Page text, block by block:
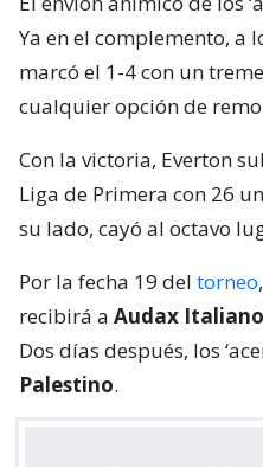
Ya en el complemento, a
marcó el 1-4 con un
cualquier opción de
Con la victoria, Everton
Liga de Primera con 26
su lado, cayó al octavo
Por la fecha 19 del torneo
recibirá a Audax Italiano
Dos días después, los
Palestino.